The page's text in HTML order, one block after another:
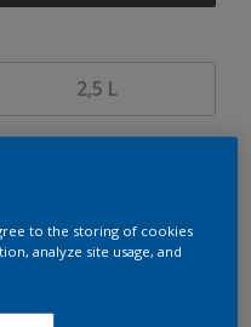
2,5 L
de gaten, we werken
to the storing of cookies
analyze site usage, and